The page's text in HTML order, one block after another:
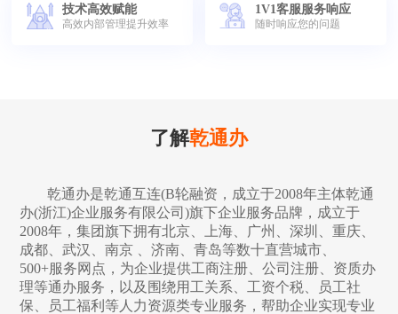
技术高效赋能
高效内部管理提升效率
1V1客服服务响应
随时响应您的问题
了解乾通办
乾通办是乾通互连(B轮融资，成立于2008年主体乾通
办(浙江)企业服务有限公司)旗下企业服务品牌，成立于
2008年，集团旗下拥有北京、上海、广州、深圳、重庆、
成都、武汉、南京 、济南、青岛等数十直营城市、
500+服务网点，为企业提供工商注册、公司注册、资质办
理等通办服务，以及围绕用工关系、工资个税、员工社
保、员工福利等人力资源类专业服务，帮助企业实现专业